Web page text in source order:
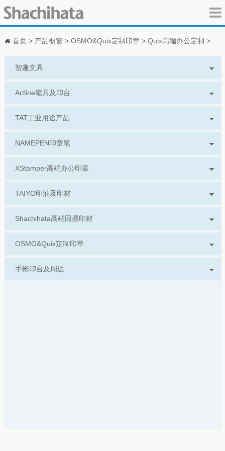
首页> 产品橱窗 > OSMO&Quix定制印章> Quix高端办公定制 >
智趣文具
Artline笔具及印台
TAT工业用途产品
NAMEPEN印章笔
XStamper高端办公印章
TAIYO印油及印材
Shachihata高端回墨印材
OSMO&Quix定制印章
手帐印台及周边